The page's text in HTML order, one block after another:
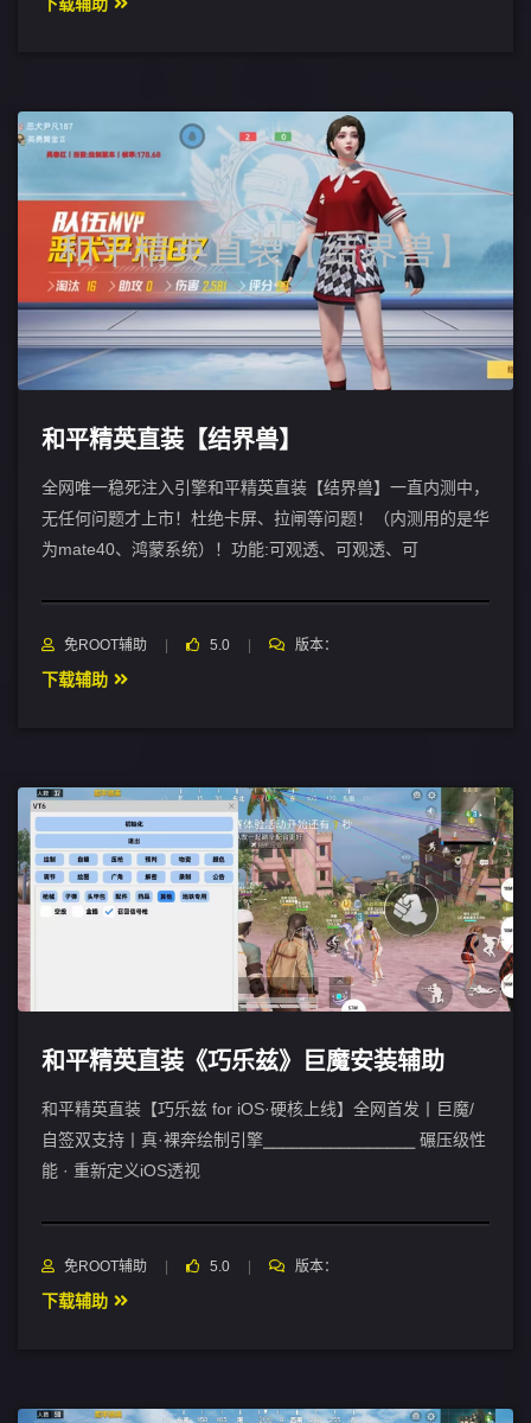
和平精英直装【结界兽】
全网唯一稳死注入引擎和平精英直装【结界兽】一直内测中，
无任何问题才上市！杜绝卡屏、拉闸等问题！（内测用的是华
为mate40、鸿蒙系统）！功能:可观透、可观透、可
免ROOT辅助 5.0 版本：
下载辅助
和平精英直装《巧乐兹》巨魔安装辅助
和平精英直装【巧乐兹 for iOS·硬核上线】全网首发丨巨魔/
自签双支持丨真·裸奔绘制引擎⎯⎯⎯⎯⎯⎯⎯⎯⎯⎯⎯⎯⎯⎯⎯⎯ 碾压级性
能 · 重新定义iOS透视
免ROOT辅助 5.0 版本：
下载辅助